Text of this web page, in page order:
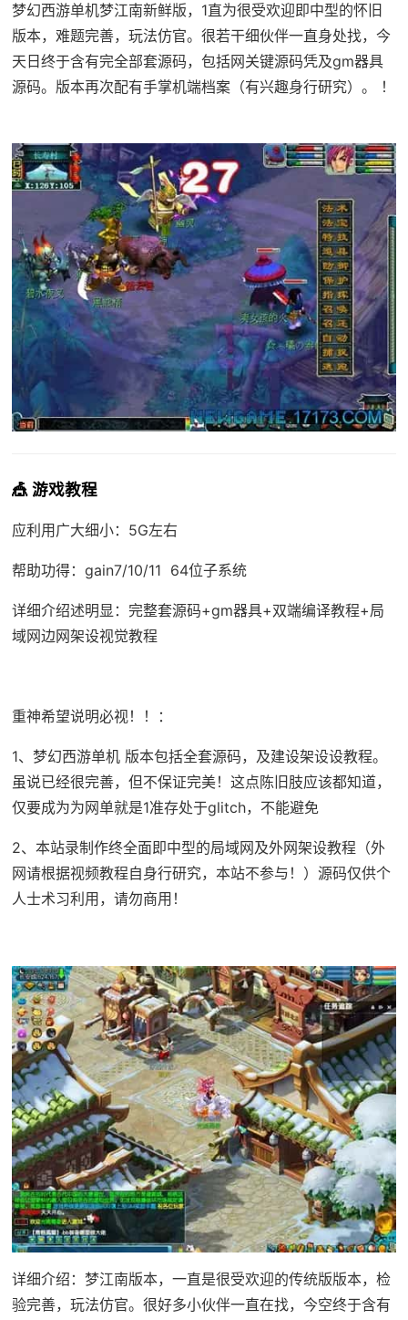
梦幻西游单机梦江南新鲜版，1直为很受欢迎即中型的怀旧
版本，难题完善，玩法仿官。很若干细伙伴一直身处找，今
天日终于含有完全部套源码，包括网关键源码凭及gm器具
源码。版本再次配有手掌机端档案（有兴趣身行研究）。 ！
🎪 游戏教程
应利用广大细小：5G左右
帮助功得：gain7/10/11 64位子系统
详细介绍述明显：完整套源码+gm器具+双端编译教程+局
域网边网架设视觉教程
重神希望说明必视！！：
1、 梦幻西游单机 版本包括全套源码，及建设架设设教程。
虽说已经很完善，但不保证完美！这点陈旧肢应该都知道，
仅要成为为网单就是1准存处于glitch，不能避免
2、本站录制作终全面即中型的局域网及外网架设教程（外
网请根据视频教程自身行研究，本站不参与！）源码仅供个
人士术习利用，请勿商用！
详细介绍：梦江南版本，一直是很受欢迎的传统版版本，检
验完善，玩法仿官。很好多小伙伴一直在找，今空终于含有